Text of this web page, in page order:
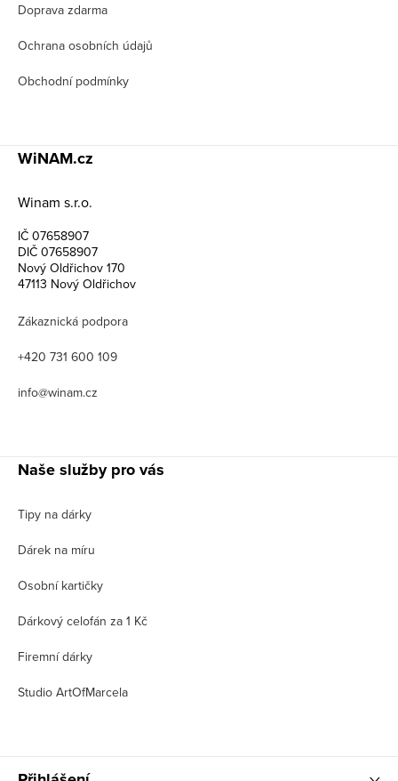
Doprava zdarma
Ochrana osobních údajů
Obchodní podmínky
WiNAM.cz
Winam s.r.o.
IČ 07658907
DIČ 07658907
Nový Oldřichov 170
47113 Nový Oldřichov
Zákaznická podpora
+420 731 600 109
info@winam.cz
Naše služby pro vás
Tipy na dárky
Dárek na míru
Osobní kartičky
Dárkový celofán za 1 Kč
Firemní dárky
Studio ArtOfMarcela